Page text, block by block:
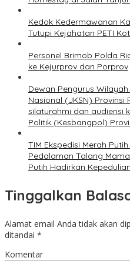
Kedok Kedermawanan
Tutupi Kejahatan PETI
Personel Brimob Polda
ke Kejurprov dan Porprov
Dewan Pengurus
Nasional (JKSN) Provinsi
silaturahmi dan audiensi
Politik (Kesbangpol)
TIM Ekspedisi Merah
Pedalaman Talang
Putih Hadirkan
Tinggalkan
Alamat email Anda tidak akan
ditandai *
Komentar